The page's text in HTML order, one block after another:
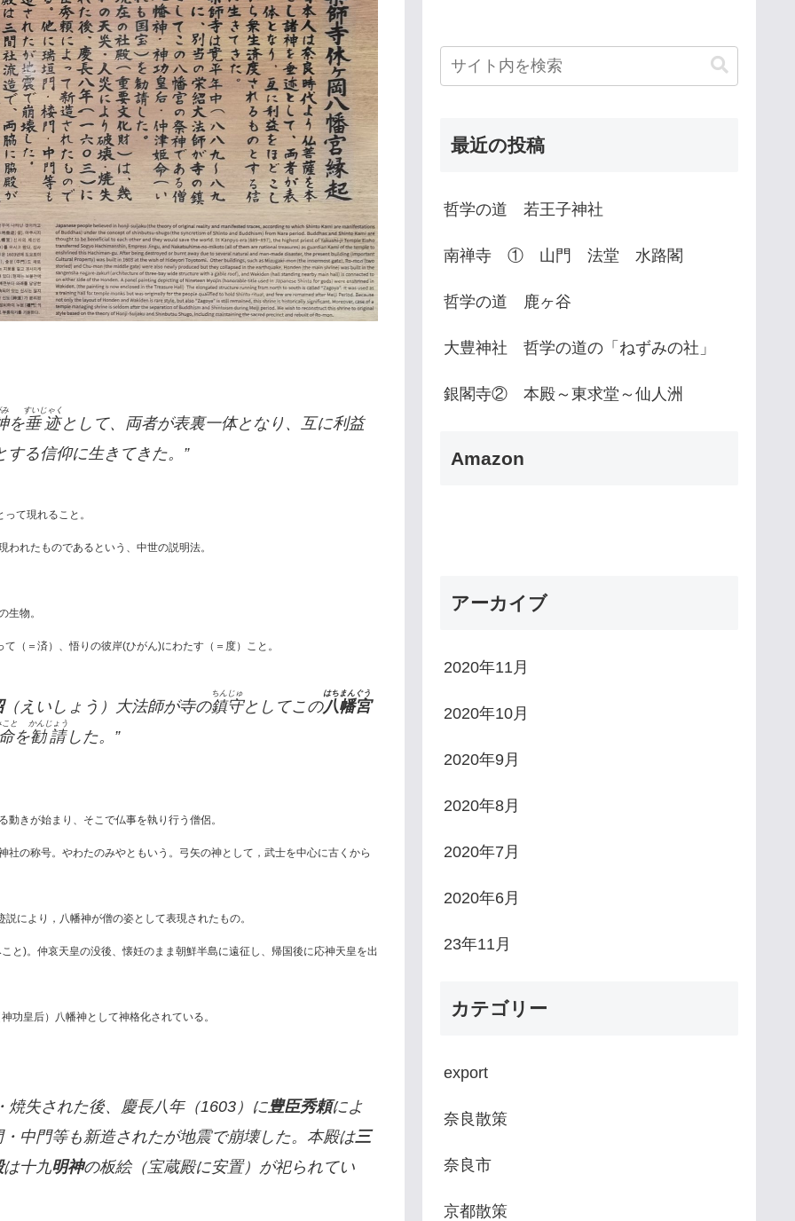
を垂迹
すいじゃく
として、両者が表裏一体となり、互に利益
る信仰に生きてきた。”
て現れること。
れたものであるという、中世の説明法。
生物。
（＝済）、悟りの彼岸(ひがん)にわたす（＝度）こと。
（えいしょう）大法師が寺の鎮守
ちんじゅ
としてこの八幡宮
はちまんぐう
こと
を勧請
かんじょう
した。”
きが始まり、そこで仏事を執り行う僧侶。
社の称号。やわたのみやともいう。弓矢の神として，武士を中心に古くから
により，八幡神が僧の姿として表現されたもの。
と)。仲哀天皇の没後、懐妊のまま朝鮮半島に遠征し、帰国後に応神天皇を出
功皇后）八幡神として神格化されている。
焼失された後、慶長八年（1603）に豊臣秀頼によ
中門等も新造されたが地震で崩壊した。本殿は三
は十九明神の板絵（宝蔵殿に安置）が祀られてい
最近の投稿
哲学の道 若王子神社
南禅寺 ① 山門 法堂 水路閣
哲学の道 鹿ヶ谷
大豊神社 哲学の道の「ねずみの社」
銀閣寺② 本殿～東求堂～仙人洲
Amazon
アーカイブ
2020年11月
2020年10月
2020年9月
2020年8月
2020年7月
2020年6月
23年11月
カテゴリー
export
奈良散策
奈良市
京都散策